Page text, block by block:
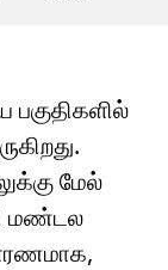
மேல்
மண்டல